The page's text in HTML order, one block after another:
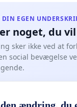
DIN EGEN
noget, du
sker ikke ved at
social bevægelse
ændring, du